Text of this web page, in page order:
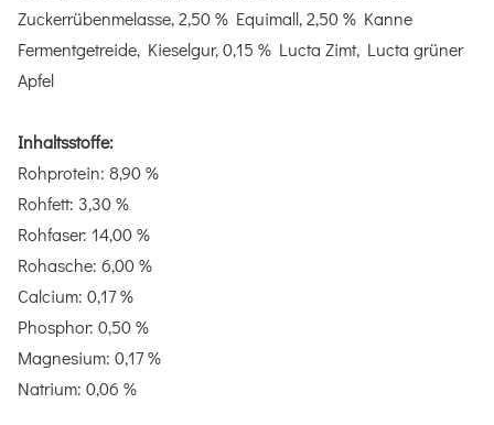
Zuckerrübenmelasse, 2,50 % Equimall, 2,50 % Kanne
Fermentgetreide, Kieselgur, 0,15 % Lucta Zimt, Lucta grüner
Apfel
Inhaltsstoffe:
Rohprotein: 8,90 %
Rohfett: 3,30 %
Rohfaser: 14,00 %
Rohasche: 6,00 %
Calcium: 0,17 %
Phosphor: 0,50 %
Magnesium: 0,17 %
Natrium: 0,06 %